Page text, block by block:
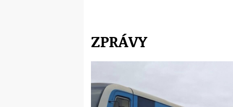
ZPRÁVY